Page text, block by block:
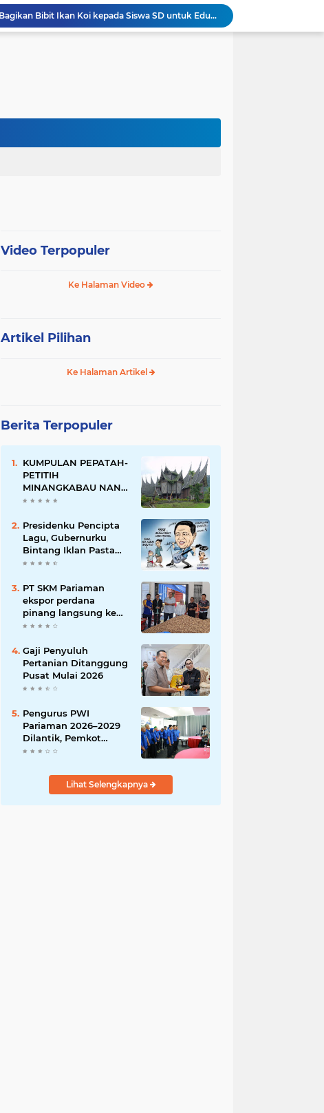
Wali Kota Pariaman Bagikan Bibit Ikan Koi kepada Siswa SD untuk Edukasi Perikanan
Wali Kota Pariaman Salurkan Bantuan bagi Korban Pohon Tumbang, Rumah Rusak Berat Akan Dibedah
Wali Kota Pariaman Lepas Kontingen Pramuka ke Jambore Nasional XII di Cibubur
Video Terpopuler
Ke Halaman Video
Artikel Pilihan
Ke Halaman Artikel
Berita Terpopuler
KUMPULAN PEPATAH-
PETITIH
MINANGKABAU NAN
ELOK
Presidenku Pencipta
Lagu, Gubernurku
Bintang Iklan Pasta
Gigi
PT SKM Pariaman
ekspor perdana
pinang langsung ke
India
Gaji Penyuluh
Pertanian Ditanggung
Pusat Mulai 2026
Pengurus PWI
Pariaman 2026–2029
Dilantik, Pemkot
Tekankan Sinergi dan
Lihat Selengkapnya